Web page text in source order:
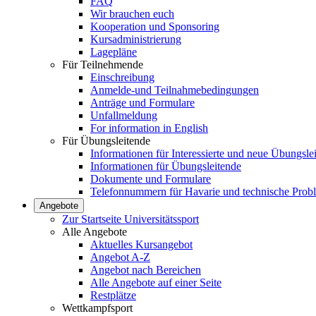
Wir brauchen euch
Kooperation und Sponsoring
Kursadministrierung
Lagepläne
Für Teilnehmende
Einschreibung
Anmelde-und Teilnahmebedingungen
Anträge und Formulare
Unfallmeldung
For information in English
Für Übungsleitende
Informationen für Interessierte und neue
Informationen für Übungsleitende
Dokumente und Formulare
Telefonnummern für Havarie und technische
Angebote
Zur Startseite Universitätssport
Alle Angebote
Aktuelles Kursangebot
Angebot A-Z
Angebot nach Bereichen
Alle Angebote auf einer Seite
Restplätze
Wettkampfsport